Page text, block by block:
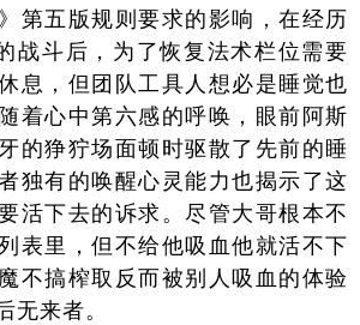
第五版规则要求的影响，在经历
战斗后，为了恢复法术栏位需要
息，但团队工具人想必是睡觉也
着心中第六感的呼唤，眼前阿斯
的狰狞场面顿时驱散了先前的睡
独有的唤醒心灵能力也揭示了这
活下去的诉求。尽管大哥根本不
表里，但不给他吸血他就活不下
不搞榨取反而被别人吸血的体验
来者。